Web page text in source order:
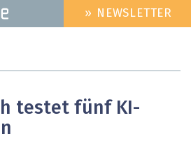
HEADER
MENU
» NEWSLETTER
testet fünf KI-